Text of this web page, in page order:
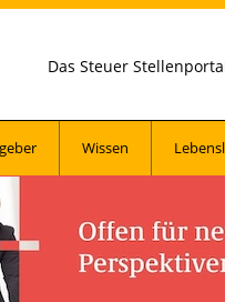
Das Steuer
Wissen